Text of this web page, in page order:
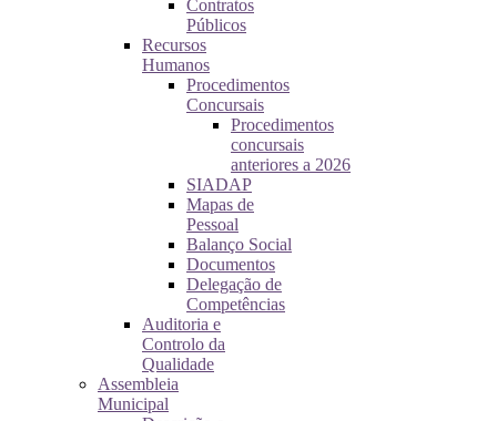
Contratos
Públicos
Recursos
Humanos
Procedimentos
Concursais
Procedimentos
concursais
anteriores a 2026
SIADAP
Mapas de
Pessoal
Balanço Social
Documentos
Delegação de
Competências
Auditoria e
Controlo da
Qualidade
Assembleia
Municipal